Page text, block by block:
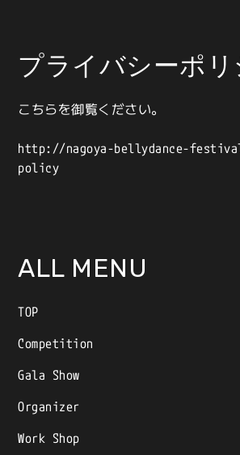
プライバシーポリ
こちらを御覧ください。
http://nagoya-bellydance-
policy
ALL MENU
TOP
Competition
Gala Show
Organizer
Work Shop